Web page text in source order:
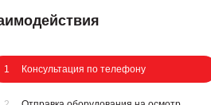
1 Консультация по телефону